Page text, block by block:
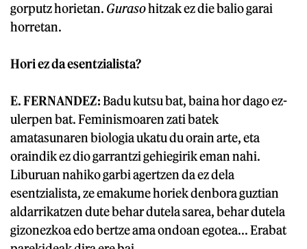
gorputz horietan. Gurasohitzak ez die balio garai
horretan.
Hori ez da esentzialista?
E. FERNANDEZ:Badu kutsu bat, baina hor dago ez-
ulerpen bat. Feminismoaren zati batek
amatasunaren biologia ukatu du orain arte, eta
oraindik ez dio garrantzi gehiegirik eman nahi.
Liburuan nahiko garbi agertzen da ez dela
esentzialista, ze emakume horiek denbora guztian
aldarrikatzen dute behar dutela sarea, behar dutela
gizonezkoa edo bertze ama ondoan egotea... Erabat